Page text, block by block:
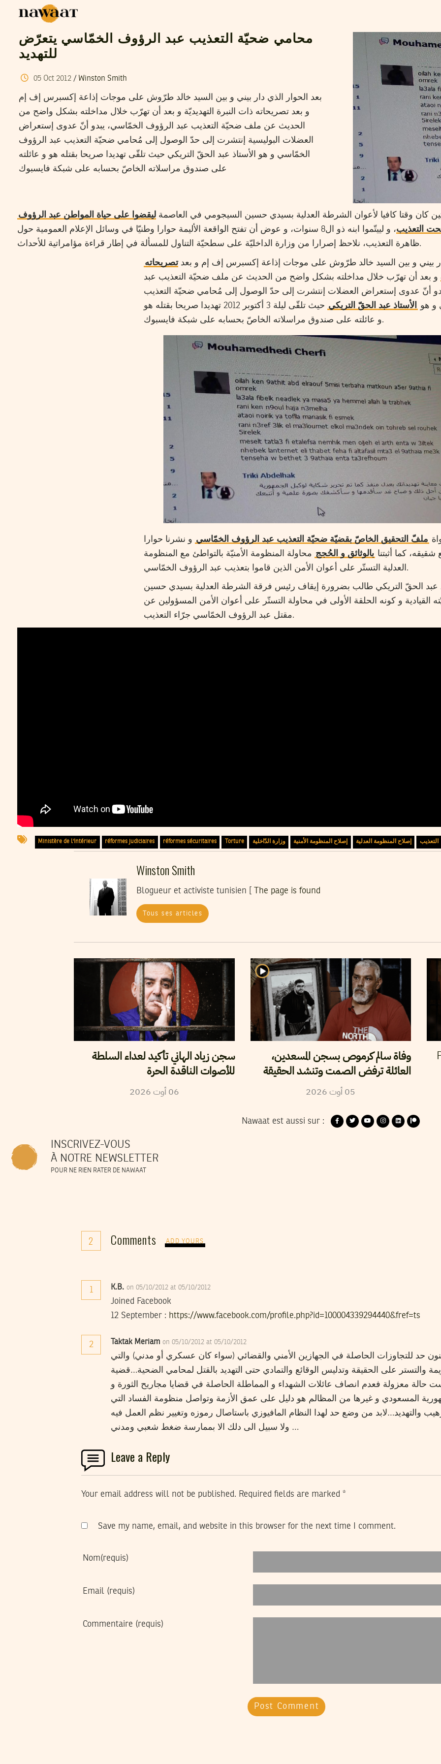
محامي ضحيّة التعذيب عبد الرؤوف الخمّاسي يتعرّض
للتهديد
05 Oct 2012/ Winston Smith
بعد الحوار الذي دار بيني و بين السيد خالد طرّوش على موجات إذاعة إكسبرس إف إم
و بعد تصريحاته ذات النبرة التهديديّة و بعد أن تهرّب خلال مداخلته بشكل واضح من
الحديث عن ملف ضحيّة التعذيب عبد الرؤوف الخمّاسي، يبدو أنّ عدوى إستعراض
العضلات البوليسية إنتشرت إلى حدّ الوصول إلى مُحامي ضحيّة التعذيب عبد الرؤوف
الخمّاسي و هو الأستاذ عبد الحقّ التريكي حيث تلقّى تهديدا صريحا بقتله هو و عائلته
على صندوق مراسلاته الخاصّ بحسابه على شبكة فايسبوك
كان وقتا كافيا لأعوان الشرطة العدلية بسيدي حسين السيجومي في العاصمة ليقضوا على حياة المواطن عبد الرؤوف
التعذيب
، و لييتّموا ابنه ذو ال8 سنوات، و عوض أن تفتح الواقعة الأليمة حوارا وطنيّا في وسائل الإعلام العمومية حول
ظاهرة التعذيب، نلاحظ إصرارا من وزارة الداخليّة على سطحيّة التناول للمسألة في إطار قراءة مؤامراتية للأحداث.
بيني و بين السيد خالد طرّوش على موجات إذاعة إكسبرس إف إم و بعدتصريحاته
و بعد أن تهرّب خلال مداخلته بشكل واضح من الحديث عن ملف ضحيّة التعذيب عبد
أنّ عدوى إستعراض العضلات إنتشرت إلى حدّ الوصول إلى مُحامي ضحيّة التعذيب
و هو
الأستاذ عبد الحقّ التريكي
حيث تلقّى ليلة 3 أكتوبر 2012 تهديدا صريحا بقتله هو
و عائلته على صندوق مراسلاته الخاصّ بحسابه على شبكة فايسبوك.
ملفّ التحقيق الخاصّ بقضيّة ضحيّة التعذيب عبد الرؤوف الخمّاسي و نشرنا حوارا
كما أثبتنا بالوثائق و الحُجج محاولة المنظومة الأمنيّة بالتواطئ مع المنظومة
العدلية التستّر على أعوان الأمن الذين قاموا بتعذيب عبد الرؤوف الخمّاسي.
عبد الحقّ التريكي طالب بضرورة إيقاف رئيس فرقة الشرطة العدلية بسيدي حسين
القيادية و كونه الحلقة الأولى في محاولة التستّر على أعوان الأمن المسؤولين عن
مقتل عبد الرؤوف الخمّاسي جرّاء التعذيب.
Ministère de l'Intérieur réformes judiciaires réformes sécuritaires Torture وزارة الدّاخلية إصلاح المنظومة الأمنية إصلاح المنظومة العدلية التعذيب
Winston Smith
Blogueur et activiste tunisien [ The page is found
Tous ses articles
سجن زياد الهاني تأكيد لعداء السلطة
للأصوات الناقدة الحرة
06أوت2026
وفاة سالم كرموص بسجن المسعدين،
العائلة ترفض الصمت وتنشد الحقيقة
05أوت 2026
Nawaat est aussi sur :
INSCRIVEZ-VOUS
À NOTRE NEWSLETTER
POUR NE RIEN RATER DE NAWAAT
2 Comments ADD YOURS
1 K.B. on 05/10/2012 at 05/10/2012
Joined Facebook
12 September : https://www.facebook.com/profile.php?id=100004339294440&fref=ts
2 Taktak Meriam on 05/10/2012 at 05/10/2012
حد للتجاوزات الحاصلة في الجهازين الأمني والقضائي (سواء كان عسكري أو مدني) والتي
على الحقيقة وتدليس الوقائع والتمادي حتى التهديد بالقتل لمحامي الضحية…قضية
حالة معزولة فعدم انصاف عائلات الشهداء و المماطلة الحاصلة في قضايا مجاريح الثورة و
المسعودي و غيرها من المظالم هو دليل على عمق الأزمة وتواصل منظومة الفساد التي
والتهديد…لابد من وضع حد لهدا النظام المافيوزي باستاصال رموزه وتغيير نظم العمل فيه
ولا سبيل الى دلك الا بممارسة ضغط شعبي ومدني …
Leave a Reply
Your email address will not be published. Required fields are marked*
Save my name, email, and website in this browser for the next time I comment.
Nom(requis)
Email (requis)
Commentaire (requis)